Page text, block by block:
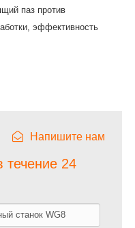
паз против
эффективность
Напишите нам
24